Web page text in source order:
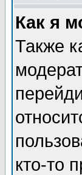
Как я
Также
кто-то